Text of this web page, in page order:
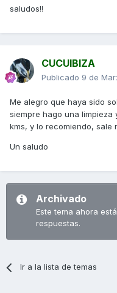
saludos!!
CUCUIBIZA
Publicado 9 de
Me alegro que haya sido
siempre hago una
kms, y lo recomiendo, sale
Un saludo
Archivado
Este tema ahora
respuestas.
Ir a la lista de temas